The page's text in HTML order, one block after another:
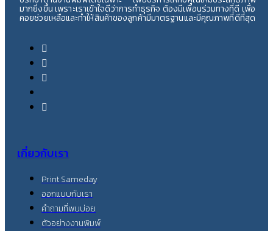
มากยิ่งขึ้น เพราะเราเข้าใจดีว่าการทำธุรกิจ ต้องมีเพื่อนร่วมทางที่ดี เพื่อ
คอยช่วยเหลือและทำให้สินค้าของลูกค้ามีมาตรฐานและมีคุณภาพที่ดีที่สุด
เกี่ยวกับเรา
Print Sameday
ออกแบบกับเรา
คำถามที่พบบ่อย
ตัวอย่างงานพิมพ์